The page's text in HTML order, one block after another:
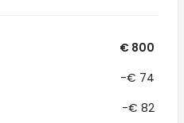
€ 800
-€ 74
-€ 82